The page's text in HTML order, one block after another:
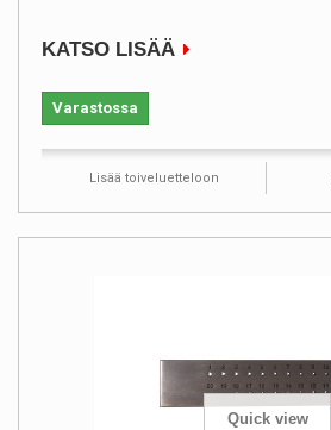
KATSO LISÄÄ
Varastossa
Lisää toiveluetteloon
Quick view